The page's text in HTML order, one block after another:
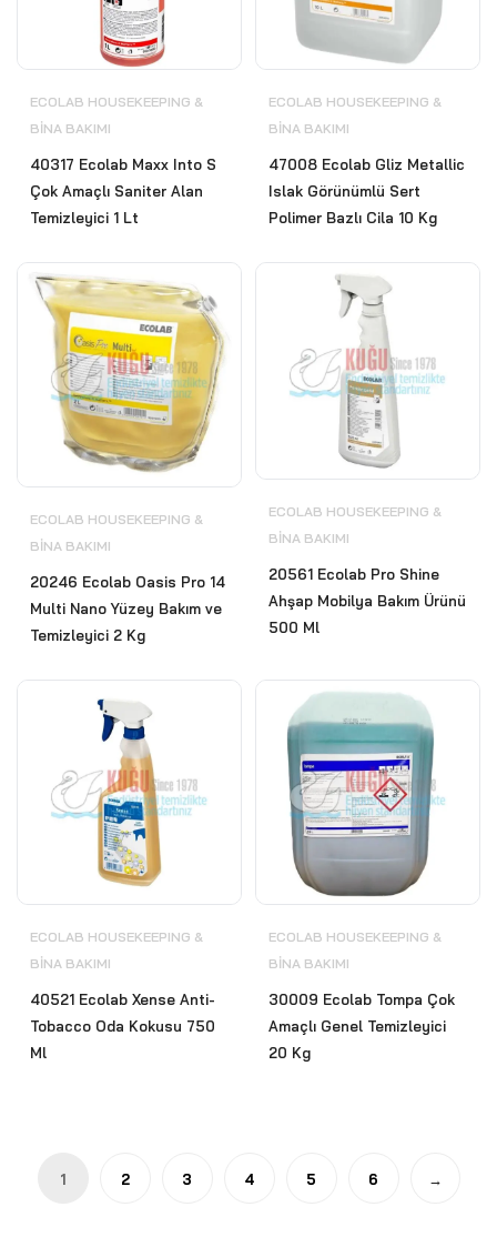
ECOLAB HOUSEKEEPING &
BİNA BAKIMI
40317 Ecolab Maxx Into S
Çok Amaçlı Saniter Alan
Temizleyici 1 Lt
ECOLAB HOUSEKEEPING &
BİNA BAKIMI
47008 Ecolab Gliz Metallic
Islak Görünümlü Sert
Polimer Bazlı Cila 10 Kg
ECOLAB HOUSEKEEPING &
BİNA BAKIMI
20246 Ecolab Oasis Pro 14
Multi Nano Yüzey Bakım ve
Temizleyici 2 Kg
ECOLAB HOUSEKEEPING &
BİNA BAKIMI
20561 Ecolab Pro Shine
Ahşap Mobilya Bakım Ürünü
500 Ml
ECOLAB HOUSEKEEPING &
BİNA BAKIMI
40521 Ecolab Xense Anti-
Tobacco Oda Kokusu 750
Ml
ECOLAB HOUSEKEEPING &
BİNA BAKIMI
30009 Ecolab Tompa Çok
Amaçlı Genel Temizleyici
20 Kg
1 2 3 4 5 6 →